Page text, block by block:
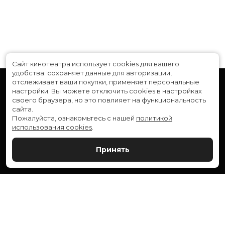
Расписание
Скоро в кино
Служба поддержки
Сайт кинотеатра использует cookies для вашего
удобства: сохраняет данные для авторизации,
отслеживает ваши покупки, применяет персональные
настройки. Вы можете отключить cookies в настройках
своего браузера, но это повлияет на функциональность
сайта.
Пожалуйста, ознакомьтесь с нашей политикой
использования cookies
Принять